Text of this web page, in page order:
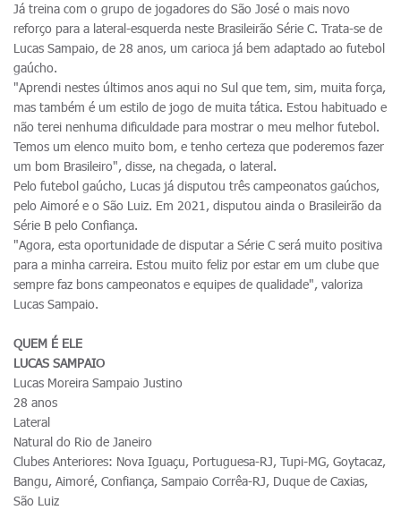
Já treina com o grupo de jogadores do São José o mais novo
reforço para a lateral-esquerda neste Brasileirão Série C. Trata-se de
Lucas Sampaio, de 28 anos, um carioca já bem adaptado ao futebol
gaúcho.
"Aprendi nestes últimos anos aqui no Sul que tem, sim, muita força,
mas também é um estilo de jogo de muita tática. Estou habituado e
não terei nenhuma dificuldade para mostrar o meu melhor futebol.
Temos um elenco muito bom, e tenho certeza que poderemos fazer
um bom Brasileiro", disse, na chegada, o lateral.
Pelo futebol gaúcho, Lucas já disputou três campeonatos gaúchos,
pelo Aimoré e o São Luiz. Em 2021, disputou ainda o Brasileirão da
Série B pelo Confiança.
"Agora, esta oportunidade de disputar a Série C será muito positiva
para a minha carreira. Estou muito feliz por estar em um clube que
sempre faz bons campeonatos e equipes de qualidade", valoriza
Lucas Sampaio.
QUEM É ELE
LUCAS SAMPAIO
Lucas Moreira Sampaio Justino
28 anos
Lateral
Natural do Rio de Janeiro
Clubes Anteriores: Nova Iguaçu, Portuguesa-RJ, Tupi-MG, Goytacaz,
Bangu, Aimoré, Confiança, Sampaio Corrêa-RJ, Duque de Caxias,
São Luiz